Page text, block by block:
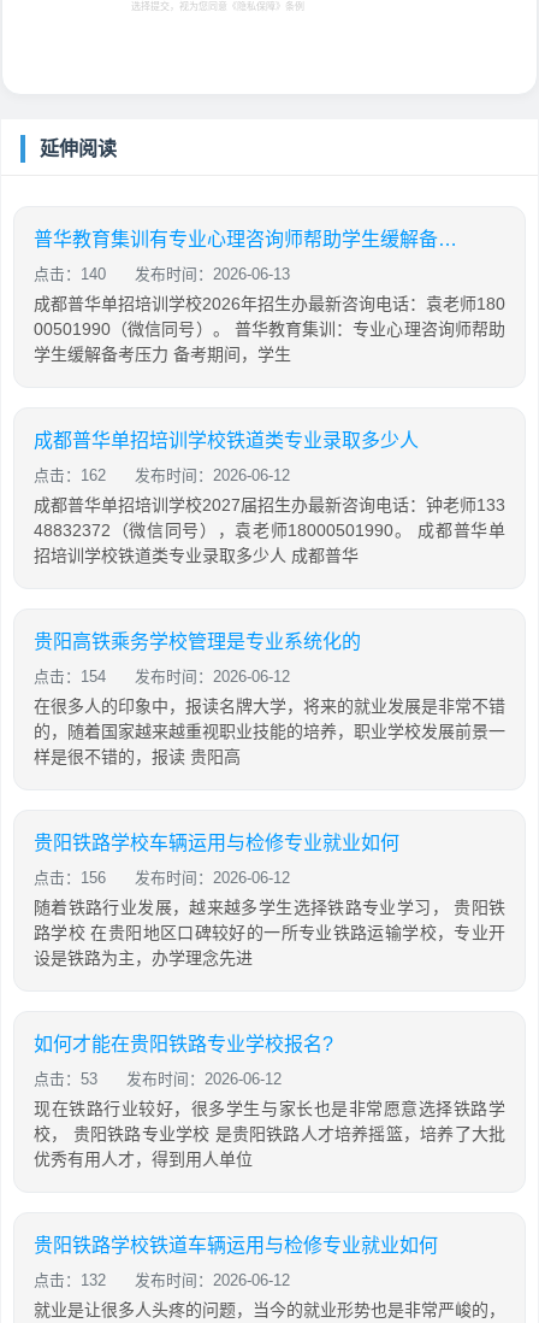
选择提交，视为您同意 《隐私保障》 条例
延伸阅读
普华教育集训有专业心理咨询师帮助学生缓解备考压力
点击：140 发布时间：2026-06-13
成都普华单招培训学校2026年招生办最新咨询电话：袁老师180
00501990（微信同号）。 普华教育集训：专业心理咨询师帮助
学生缓解备考压力 备考期间，学生
成都普华单招培训学校铁道类专业录取多少人
点击：162 发布时间：2026-06-12
成都普华单招培训学校2027届招生办最新咨询电话：钟老师133
48832372（微信同号），袁老师18000501990。 成都普华单
招培训学校铁道类专业录取多少人 成都普华
贵阳高铁乘务学校管理是专业系统化的
点击：154 发布时间：2026-06-12
在很多人的印象中，报读名牌大学，将来的就业发展是非常不错
的，随着国家越来越重视职业技能的培养，职业学校发展前景一
样是很不错的，报读 贵阳高
贵阳铁路学校车辆运用与检修专业就业如何
点击：156 发布时间：2026-06-12
随着铁路行业发展，越来越多学生选择铁路专业学习， 贵阳铁
路学校 在贵阳地区口碑较好的一所专业铁路运输学校，专业开
设是铁路为主，办学理念先进
如何才能在贵阳铁路专业学校报名?
点击：53 发布时间：2026-06-12
现在铁路行业较好，很多学生与家长也是非常愿意选择铁路学
校， 贵阳铁路专业学校 是贵阳铁路人才培养摇篮，培养了大批
优秀有用人才，得到用人单位
贵阳铁路学校铁道车辆运用与检修专业就业如何
点击：132 发布时间：2026-06-12
就业是让很多人头疼的问题，当今的就业形势也是非常严峻的，